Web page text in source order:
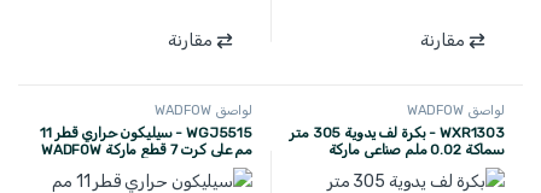
مقارنة مقارنة
لواصق WADFOW
WXR1303 - بكرة لف يدوية 305 متر
سماكة 0.02 ملم صناعي ماركة
WADFOW
لواصق WADFOW
WGJ5515 - سيليكون حراري قطر 11
مم على كرت 7 قطع ماركة WADFOW